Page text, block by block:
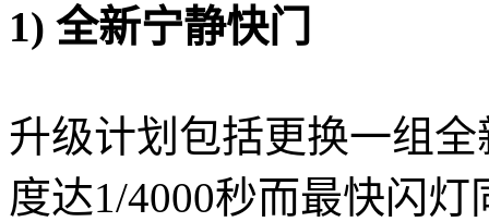
1) 全新宁静快门
升级计划包括更换一组
度达1/4000秒而最快闪